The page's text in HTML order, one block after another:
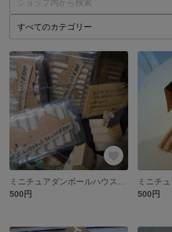
500円
500円